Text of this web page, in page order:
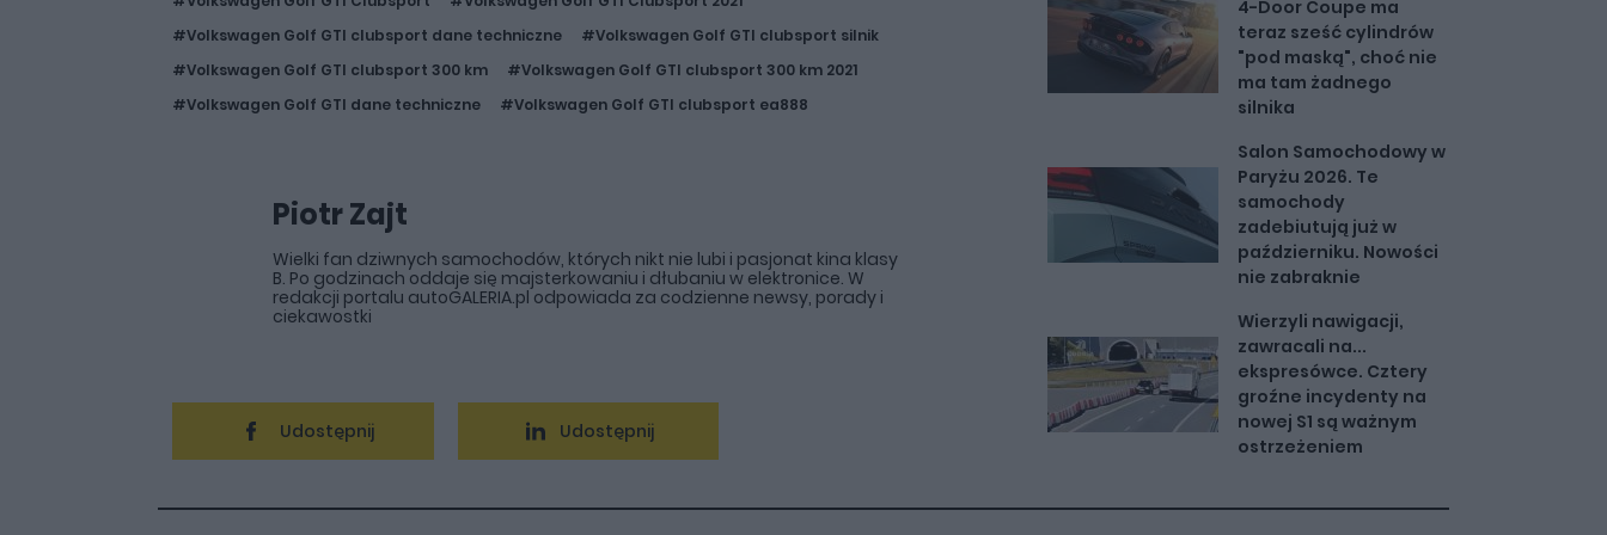
#Volkswagen Golf GTI clubsport dane techniczne
#Volkswagen Golf GTI clubsport silnik
#Volkswagen Golf GTI clubsport 300 km
#Volkswagen Golf GTI clubsport 300 km 2021
#Volkswagen Golf GTI dane techniczne
#Volkswagen Golf GTI clubsport ea888
Piotr Zajt
Wielki fan dziwnych samochodów, których nikt nie lubi i pasjonat kina klasy
B. Po godzinach oddaje się majsterkowaniu i dłubaniu w elektronice. W
redakcji portalu autoGALERIA.pl odpowiada za codzienne newsy, porady i
ciekawostki
Udostępnij Udostępnij
4-Door Coupe ma
teraz sześć cylindrów
"pod maską", choć nie
ma tam żadnego
silnika
Salon Samochodowy w
Paryżu 2026. Te
samochody
zadebiutują już w
październiku. Nowości
nie zabraknie
Wierzyli nawigacji,
zawracali na...
ekspresówce. Cztery
groźne incydenty na
nowej S1 są ważnym
ostrzeżeniem